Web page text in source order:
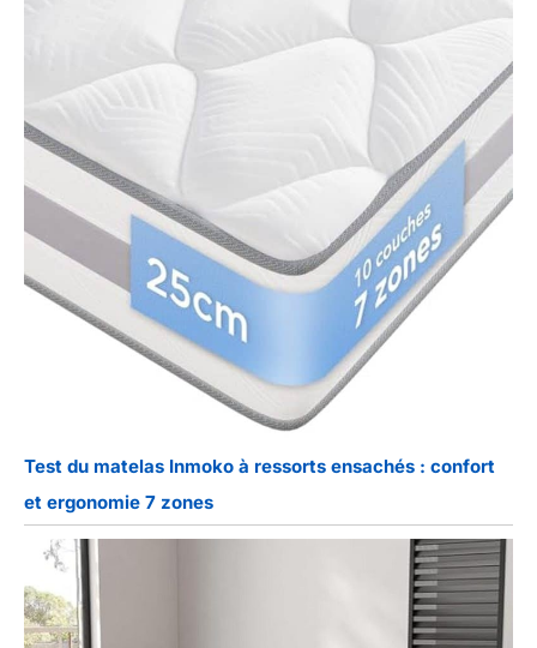
Test du matelas Inmoko à ressorts ensachés : confort
et ergonomie 7 zones